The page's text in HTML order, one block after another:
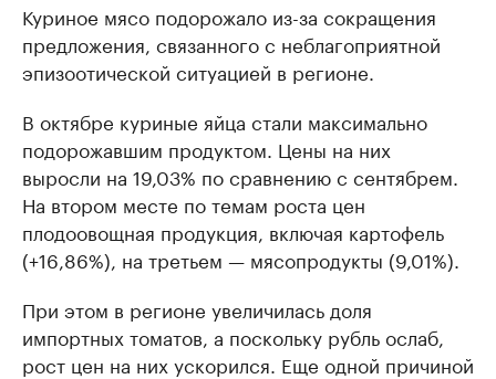
Куриное мясо подорожало из-за сокращения
предложения, связанного с неблагоприятной
эпизоотической ситуацией в регионе.
В октябре куриные яйца стали максимально
подорожавшим продуктом. Цены на них
выросли на 19,03% по сравнению с сентябрем.
На втором месте по темам роста цен
плодоовощная продукция, включая картофель
(+16,86%), на третьем — мясопродукты (9,01%).
При этом в регионе увеличилась доля
импортных томатов, а поскольку рубль ослаб,
рост цен на них ускорился. Еще одной причиной